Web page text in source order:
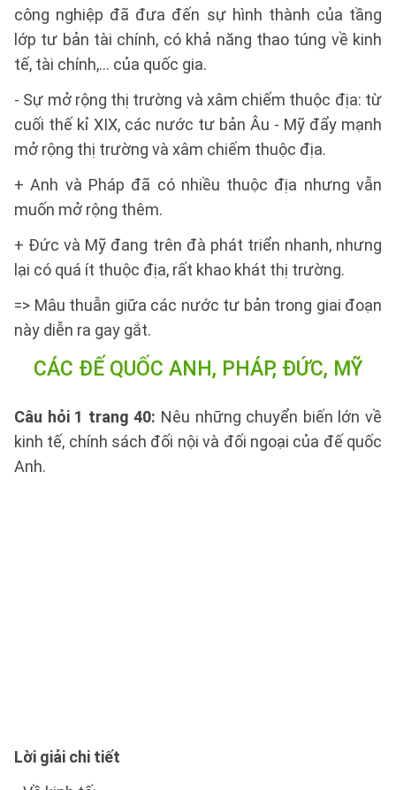
công nghiệp đã đưa đến sự hình thành của tầng
lớp tư bản tài chính, có khả năng thao túng về kinh
tế, tài chính,… của quốc gia.
- Sự mở rộng thị trường và xâm chiếm thuộc địa: từ
cuối thế kỉ XIX, các nước tư bản Âu - Mỹ đẩy mạnh
mở rộng thị trường và xâm chiếm thuộc địa.
+ Anh và Pháp đã có nhiều thuộc địa nhưng vẫn
muốn mở rộng thêm.
+ Đức và Mỹ đang trên đà phát triển nhanh, nhưng
lại có quá ít thuộc địa, rất khao khát thị trường.
=> Mâu thuẫn giữa các nước tư bản trong giai đoạn
này diễn ra gay gắt.
CÁC ĐẾ QUỐC ANH, PHÁP, ĐỨC, MỸ
Câu hỏi 1 trang 40: Nêu những chuyển biến lớn về
kinh tế, chính sách đối nội và đối ngoại của đế quốc
Anh.
Lời giải chi tiết